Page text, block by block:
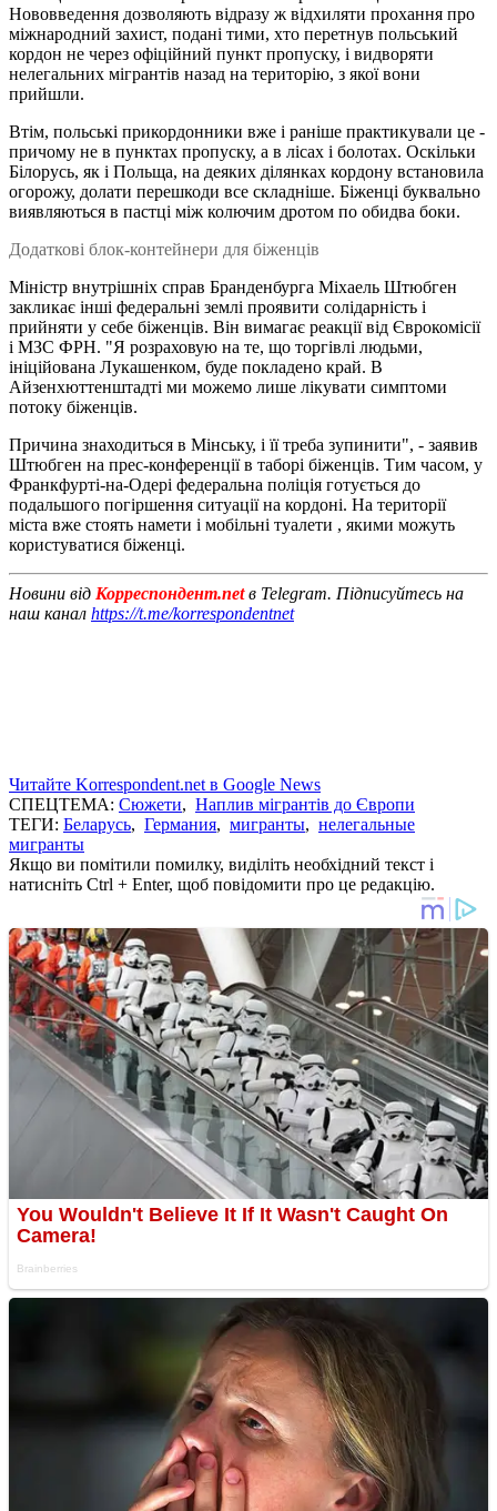
Нововведення дозволяють відразу ж відхиляти прохання про
міжнародний захист, подані тими, хто перетнув польський
кордон не через офіційний пункт пропуску, і видворяти
нелегальних мігрантів назад на територію, з якої вони
прийшли.
Втім, польські прикордонники вже і раніше практикували це -
причому не в пунктах пропуску, а в лісах і болотах. Оскільки
Білорусь, як і Польща, на деяких ділянках кордону встановила
огорожу, долати перешкоди все складніше. Біженці буквально
виявляються в пастці між колючим дротом по обидва боки.
Додаткові блок-контейнери для біженців
Міністр внутрішніх справ Бранденбурга Міхаель Штюбген
закликає інші федеральні землі проявити солідарність і
прийняти у себе біженців. Він вимагає реакції від Єврокомісії
і МЗС ФРН. "Я розраховую на те, що торгівлі людьми,
ініційована Лукашенком, буде покладено край. В
Айзенхюттенштадті ми можемо лише лікувати симптоми
потоку біженців.
Причина знаходиться в Мінську, і її треба зупинити", - заявив
Штюбген на прес-конференції в таборі біженців. Тим часом, у
Франкфурті-на-Одері федеральна поліція готується до
подальшого погіршення ситуації на кордоні. На території
міста вже стоять намети і мобільні туалети , якими можуть
користуватися біженці.
Новини від Корреспондент.netв Telegram. Підписуйтесь на
наш канал https://t.me/korrespondentnet
Читайте Korrespondent.net в Google News
СПЕЦТЕМА: Сюжети, Наплив мігрантів до Європи
ТЕГИ: Беларусь, Германия, мигранты, нелегальные
мигранты
Якщо ви помітили помилку, виділіть необхідний текст і
натисніть Ctrl + Enter, щоб повідомити про це редакцію.